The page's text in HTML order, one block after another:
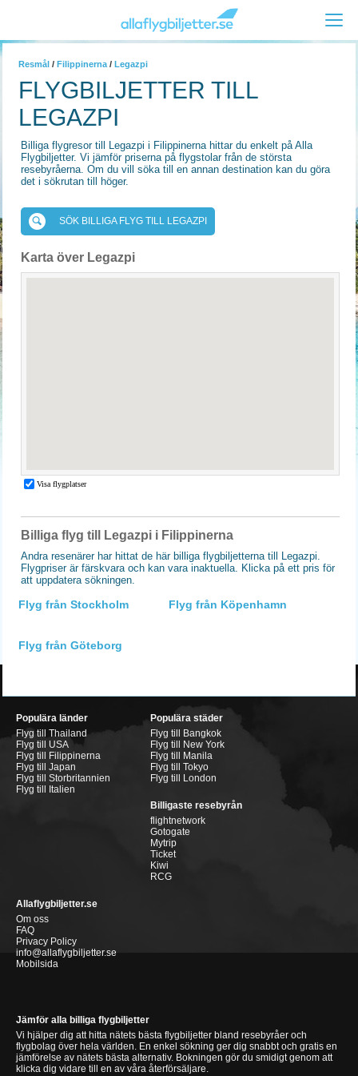
Resmål / Filippinerna / Legazpi
FLYGBILJETTER TILL
LEGAZPI
Billiga flygresor till Legazpi i Filippinerna hittar du enkelt på Alla
Flygbiljetter. Vi jämför priserna på flygstolar från de största
resebyråerna. Om du vill söka till en annan destination kan du göra
det i sökrutan till höger.
SÖK BILLIGA FLYG TILL LEGAZPI
Karta över Legazpi
Billiga flyg till Legazpi i Filippinerna
Andra resenärer har hittat de här billiga flygbiljetterna till Legazpi.
Flygpriser är färskvara och kan vara inaktuella. Klicka på ett pris för
att uppdatera sökningen.
Flyg från Stockholm Flyg från Köpenhamn
Flyg från Göteborg
Populära länder
Flyg till Thailand
Flyg till USA
Flyg till Filippinerna
Flyg till Japan
Flyg till Storbritannien
Flyg till Italien
Populära städer
Flyg till Bangkok
Flyg till New York
Flyg till Manila
Flyg till Tokyo
Flyg till London
Billigaste resebyrån
flightnetwork
Gotogate
Mytrip
Ticket
Kiwi
RCG
Allaflygbiljetter.se
Om oss
FAQ
Privacy Policy
info@allaflygbiljetter.se
Mobilsida
Jämför alla billiga flygbiljetter
Vi hjälper dig att hitta nätets bästa flygbiljetter bland resebyråer och
flygbolag över hela världen. En enkel sökning ger dig snabbt och gratis en
jämförelse av nätets bästa alternativ. Bokningen gör du smidigt genom att
klicka dig vidare till en av våra återförsäljare.